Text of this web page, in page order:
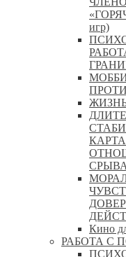
игр)
СРЫВА
Кино
РАБОТА С